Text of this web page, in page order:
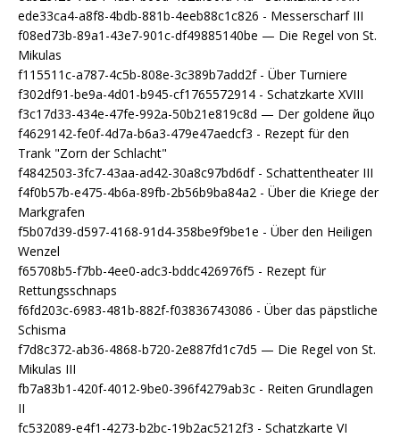
ede33ca4-a8f8-4bdb-881b-4eeb88c1c826 - Messerscharf III
f08ed73b-89a1-43e7-901c-df49885140be — Die Regel von St.
Mikulas
f115511c-a787-4c5b-808e-3c389b7add2f - Über Turniere
f302df91-be9a-4d01-b945-cf1765572914 - Schatzkarte XVIII
f3c17d33-434e-47fe-992a-50b21e819c8d — Der goldene йцо
f4629142-fe0f-4d7a-b6a3-479e47aedcf3 - Rezept für den
Trank "Zorn der Schlacht"
f4842503-3fc7-43aa-ad42-30a8c97bd6df - Schattentheater III
f4f0b57b-e475-4b6a-89fb-2b56b9ba84a2 - Über die Kriege der
Markgrafen
f5b07d39-d597-4168-91d4-358be9f9be1e - Über den Heiligen
Wenzel
f65708b5-f7bb-4ee0-adc3-bddc426976f5 - Rezept für
Rettungsschnaps
f6fd203c-6983-481b-882f-f03836743086 - Über das päpstliche
Schisma
f7d8c372-ab36-4868-b720-2e887fd1c7d5 — Die Regel von St.
Mikulas III
fb7a83b1-420f-4012-9be0-396f4279ab3c - Reiten Grundlagen
II
fc532089-e4f1-4273-b2bc-19b2ac5212f3 - Schatzkarte VI